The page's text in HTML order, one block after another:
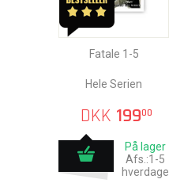
Fatale 1-5
Hele Serien
DKK 19900
På lager
Afs.:1-5
hverdage